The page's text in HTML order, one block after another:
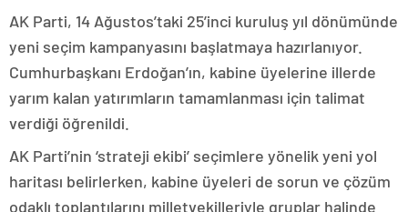
AK Parti, 14 Ağustos’taki 25’inci kuruluş yıl dönümünde
yeni seçim kampanyasını başlatmaya hazırlanıyor.
Cumhurbaşkanı Erdoğan’ın, kabine üyelerine illerde
yarım kalan yatırımların tamamlanması için talimat
verdiği öğrenildi.
AK Parti’nin ‘strateji ekibi’ seçimlere yönelik yeni yol
haritası belirlerken, kabine üyeleri de sorun ve çözüm
odaklı toplantılarını milletvekilleriyle gruplar halinde